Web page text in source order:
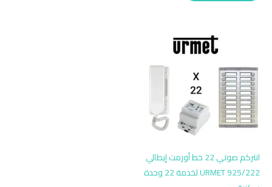
انتركم صوتي 22 خط أورمت إيطالي
URMET 925/222 لخدمة 22 وحدة